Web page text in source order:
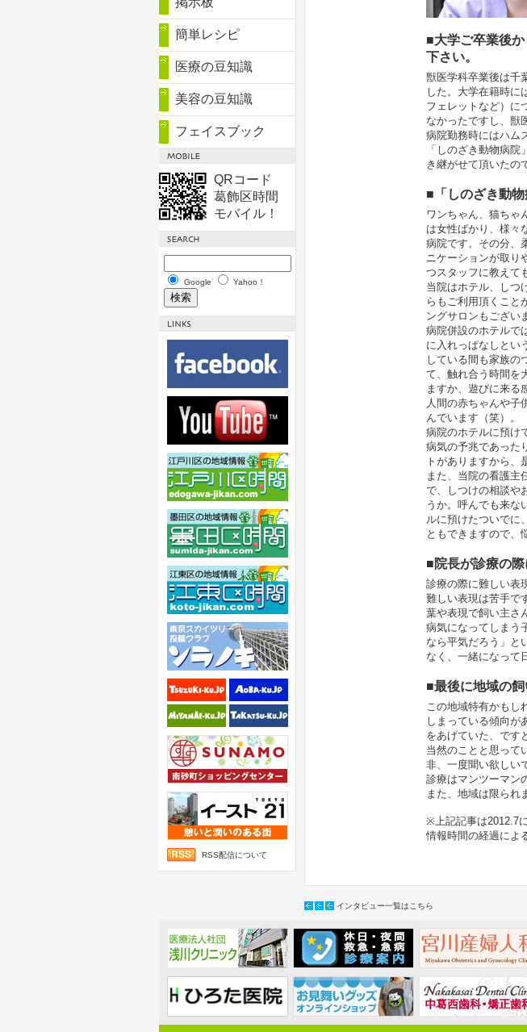
簡単レシピ
医療の豆知識
美容の豆知識
フェイスブック
QRコード
葛飾区時間
モバイル！
Google Yahoo！
RSS配信について
■大学ご卒業後
下さい。
獣医学科卒業後は千
した。大学在籍時に
フェレットなど）に
なかったですし、獣
病院勤務時にはハム
「しのざき動物病
き継がせて頂いたの
■「しのざき動物
ワンちゃん、猫ちゃ
は女性ばかり、様々
病院です。その分、
ニケーションが取り
つスタッフに教えて
当院はホテル、しつ
らもご利用頂くこと
ングサロンもござい
病院併設のホテルで
に入れっぱなしとい
している間も家族の
て、触れ合う時間を
ますか、遊びに来る
人間の赤ちゃんや子
んでいます（笑）。
病院のホテルに預け
病気の予兆であった
トがありますから、
また、当院の看護主
で、しつけの相談や
うか。呼んでも来な
ルに預けたついでに
ともできますので、
■院長が診療の
診療の際に難しい表
難しい表現は苦手で
葉や表現で飼い主さ
病気になってしまう
なら平気だろう」と
なく、一緒になって
■最後に地域の飼
この地域特有かもし
しまっている傾向が
をあげていた、です
当然のことと思って
非、一度聞い欲しい
診療はマンツーマン
また、地域は限られ
※上記記事は2012.7
情報時間の経過によ
インタビュー一覧はこちら